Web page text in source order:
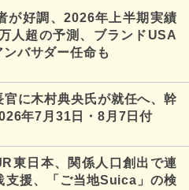
が好調、2026年上半期実績
人超の予測、ブランドUSA
バサダー任命も
官に木村典央氏が就任へ、幹
年7月31日・8月7日付
東日本、関係人口創出で連
支援、「ご当地Suica」の検